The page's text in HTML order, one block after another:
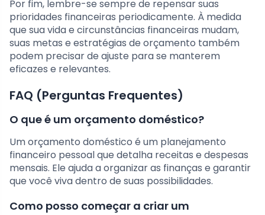
Por fim, lembre-se sempre de repensar suas
prioridades financeiras periodicamente. À medida
que sua vida e circunstâncias financeiras mudam,
suas metas e estratégias de orçamento também
podem precisar de ajuste para se manterem
eficazes e relevantes.
FAQ (Perguntas Frequentes)
O que é um orçamento doméstico?
Um orçamento doméstico é um planejamento
financeiro pessoal que detalha receitas e despesas
mensais. Ele ajuda a organizar as finanças e garantir
que você viva dentro de suas possibilidades.
Como posso começar a criar um